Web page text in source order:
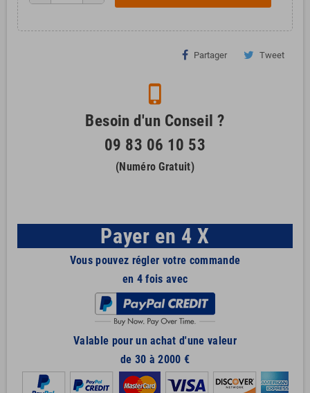
Partager Tweet
phone_iphone
Besoin d'un Conseil ?
09 83 06 10 53
(Numéro Gratuit)
Payer en 4 X
Vous pouvez régler votre commande
en 4 fois avec
Valable pour un achat d'une valeur
de 30 à 2000 €